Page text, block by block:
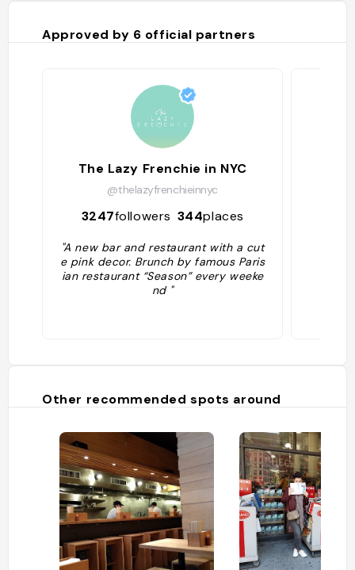
Approved by 6 official partners
The Lazy Frenchie in NYC
@thelazyfrenchieinnyc
3247followers 344places
"A new bar and restaurant with a cut
e pink decor. Brunch by famous Paris
ian restaurant “Season” every weeke
nd "
Other recommended spots around